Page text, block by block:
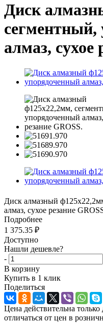
Диск
сегментный,
алмаз, сухое
Диск алмазный
алмаз, сухое резание
Подробнее
1 375.35 ₽
Доступно
Нашли дешевле?
-
В корзину
Купить в 1 клик
Поделиться
Цена действительна
отличаться от цен в